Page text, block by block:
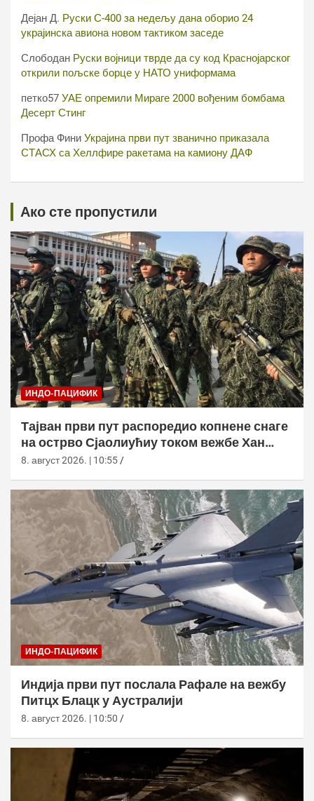
Дејан Д. Руски С-400 за недељу дана оборио 24
украјинска авиона новом тактиком заседе
Слободан Руски војници тврде да су код Краснојарског
открили пољске борце у НАТО униформама
петко57 УАЕ опремили Мираге 2000 вођеним бомбама
Десерт Стинг
Профа Фини Украјина први пут званично приказала
СТАСХ са Хеллфире ракетама на камиону ДАФ
Ако сте пропустили
ИНДО-ПАЦИФИК
Тајван први пут распоредио копнене снаге
на острво Сјаолиућиу током вежбе Хан
Куанг 42
8. август 2026. | 10:55
ИНДО-ПАЦИФИК
Индија први пут послала Рафале на вежбу
Питцх Блацк у Аустралији
8. август 2026. | 10:50